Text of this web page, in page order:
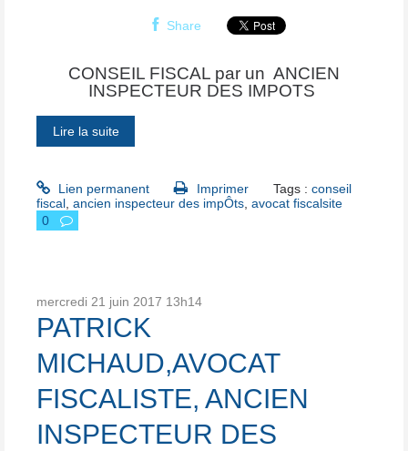
Share
CONSEIL FISCAL par un ANCIEN
INSPECTEUR DES IMPOTS
Lire la suite
Lien permanent Imprimer Tags : conseil
fiscal ancien inspecteur des impÔts avocat fiscalsite
0
mercredi 21 juin 2017 13h14
PATRICK
MICHAUD,AVOCAT
FISCALISTE, ANCIEN
INSPECTEUR DES